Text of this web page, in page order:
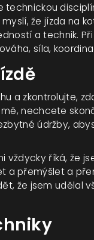
technickou
že jízda na
a technik.
síla,
a zkontrolujte,
nechcete
údržby,
vždycky říká, že
a přemýšlet a
že jsem udělal